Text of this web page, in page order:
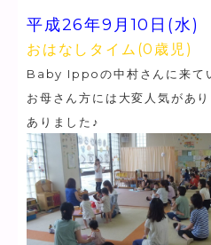
平成26年9月10日(水)
おはなしタイム(0歳児)
Baby Ippoの中村さんに来て
お母さん方には大変人気があ
ありました♪